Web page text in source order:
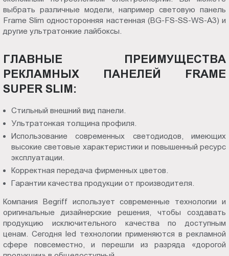
выбрать различные модели, например световую панель
Frame Slim односторонняя настенная (BG-FS-SS-WS-A3) и
другие ультратонкие лайбоксы.
ГЛАВНЫЕ ПРЕИМУЩЕСТВА
РЕКЛАМНЫХ ПАНЕЛЕЙ FRAME
SUPER SLIM:
Стильный внешний вид панели.
Ультратонкая толщина профиля.
Использование современных светодиодов, имеющих
высокие световые характеристики и повышенный ресурс
эксплуатации.
Корректная передача фирменных цветов.
Гарантии качества продукции от производителя.
Компания Begriff использует современные технологии и
оригинальные дизайнерские решения, чтобы создавать
продукцию исключительного качества по доступным
ценам. Сегодня led технологии применяются в рекламной
сфере повсеместно, и перешли из разряда «дорогой